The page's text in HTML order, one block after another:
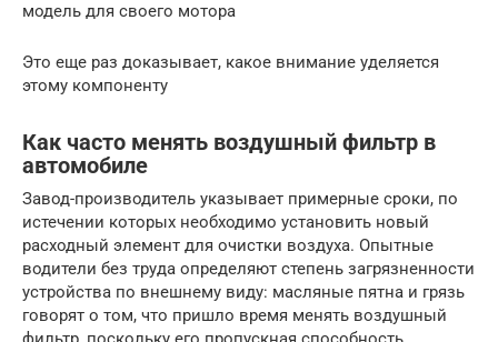
модель для своего мотора
Это еще раз доказывает, какое внимание уделяется
этому компоненту
Как часто менять воздушный фильтр в
автомобиле
Завод-производитель указывает примерные сроки, по
истечении которых необходимо установить новый
расходный элемент для очистки воздуха. Опытные
водители без труда определяют степень загрязненности
устройства по внешнему виду: масляные пятна и грязь
говорят о том, что пришло время менять воздушный